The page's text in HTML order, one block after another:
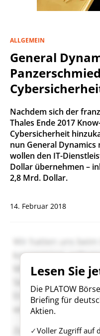
ALLGEMEIN
General
Nachdem sich der
Thales Ende 2017
Cybersicherheit
nun General Dynamics
wollen den IT-
Dollar übernehmen –
2,8 Mrd. Dollar.
14. Februar 2018
Lesen Sie
Die PLATOW
Briefing für
Aktien.
Voller Zugriff auf